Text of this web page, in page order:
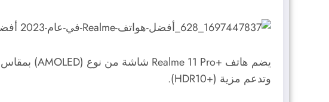
يضم هاتف +Realme 11 Pro شاشة من نوع ( AMOLED
وتدعم مزية (+HDR10).